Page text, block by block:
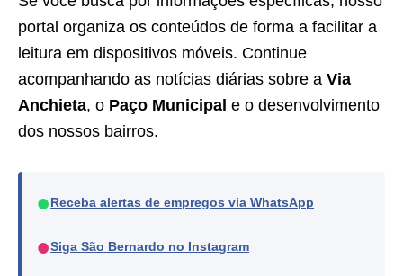
portal organiza os conteúdos de forma a facilitar a
leitura em dispositivos móveis. Continue
acompanhando as notícias diárias sobre a Via
Anchieta, o Paço Municipal e o desenvolvimento
dos nossos bairros.
● Receba alertas de empregos via WhatsApp
●Siga São Bernardo no Instagram